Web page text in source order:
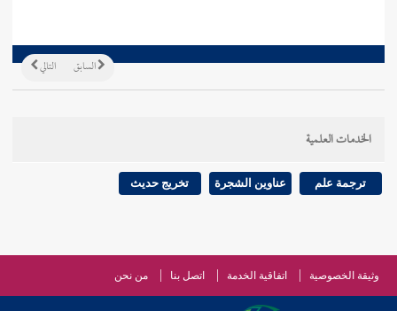
التالي السابق
الخدمات العلمية
ترجمة علم عناوين الشجرة تخريج حديث
وثيقة الخصوصية اتفاقية الخدمة اتصل بنا من نحن